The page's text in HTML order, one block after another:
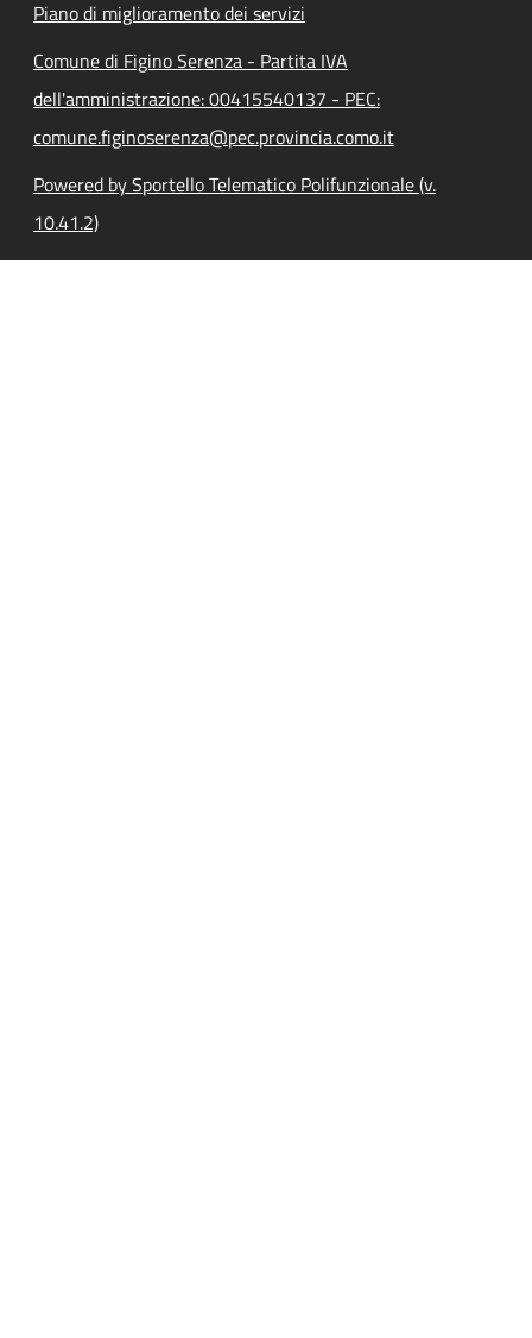
Piano di miglioramento dei servizi
Comune di Figino Serenza - Partita IVA
dell'amministrazione: 00415540137 - PEC:
comune.figinoserenza@pec.provincia.como.it
Powered by Sportello Telematico Polifunzionale (v.
10.41.2)